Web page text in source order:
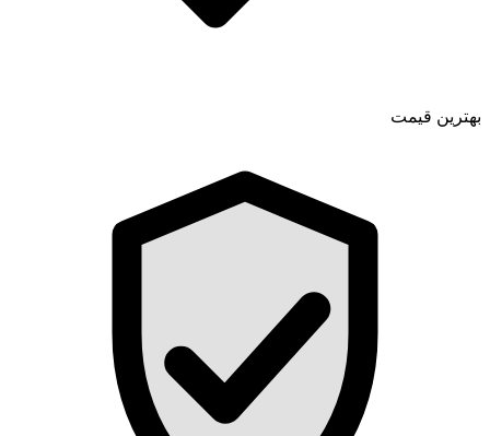
بهترین قیمت